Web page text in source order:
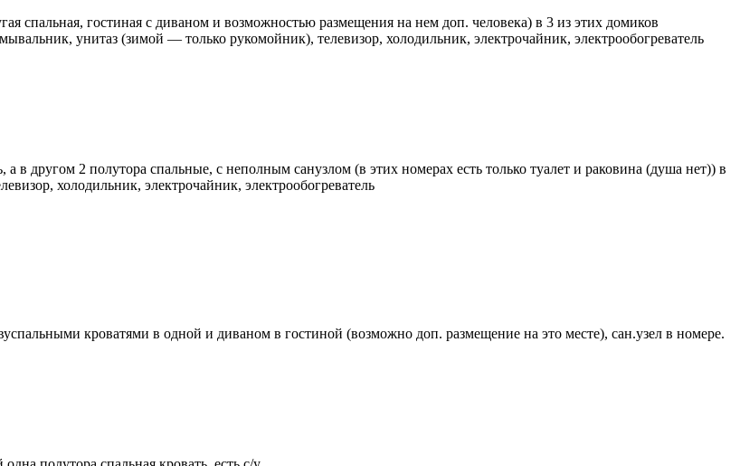
спальная, гостиная с диваном и возможностью размещения на нем доп. человека) в 3 из этих домиков
унитаз (зимой — только рукомойник), телевизор, холодильник, электрочайник, электрообогреватель
в другом 2 полутора спальные, с неполным санузлом (в этих номерах есть только туалет и раковина (душа нет)) в
холодильник, электрочайник, электрообогреватель
кроватями в одной и диваном в гостиной (возможно доп. размещение на это месте), сан.узел в номере.